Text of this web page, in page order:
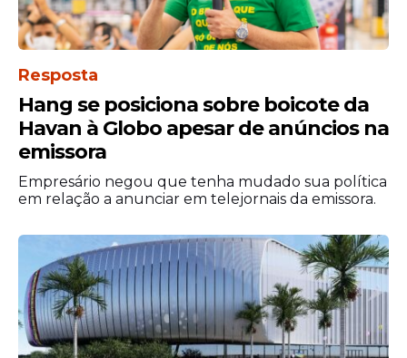
Resposta
Hang se posiciona sobre boicote da
Havan à Globo apesar de anúncios na
emissora
Empresário negou que tenha mudado sua política
em relação a anunciar em telejornais da emissora.